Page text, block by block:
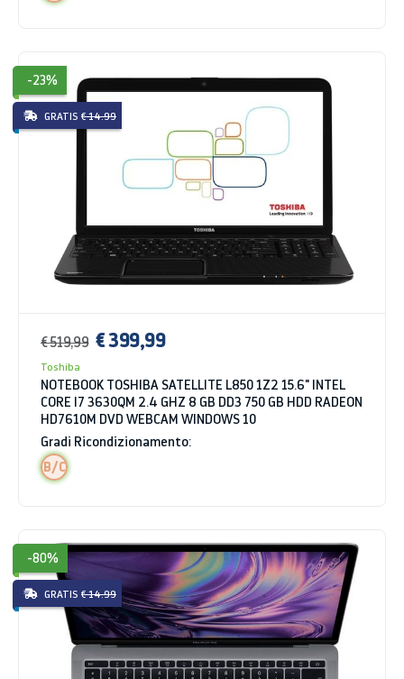
-23%
GRATIS € 14.99
€ 519,99 € 399,99
Toshiba
NOTEBOOK TOSHIBA SATELLITE L850 1Z2 15.6" INTEL
CORE I7 3630QM 2.4 GHZ 8 GB DD3 750 GB HDD RADEON
HD7610M DVD WEBCAM WINDOWS 10
Gradi Ricondizionamento:
B/C
-80%
GRATIS € 14.99